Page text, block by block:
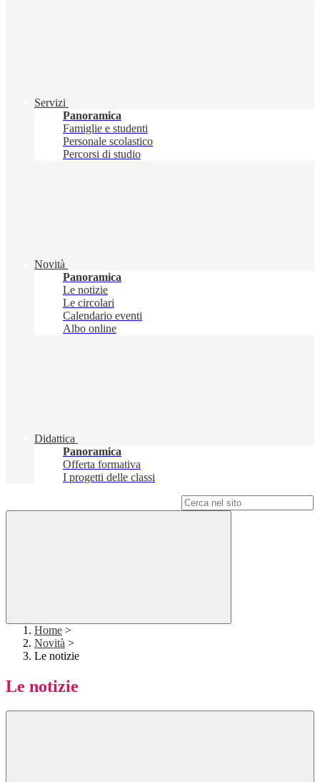
Servizi
Panoramica
Famiglie e studenti
Personale scolastico
Percorsi di studio
Novità
Panoramica
Le notizie
Le circolari
Calendario eventi
Albo online
Didattica
Panoramica
Offerta formativa
I progetti delle classi
Home >
Novità >
Le notizie
Le notizie